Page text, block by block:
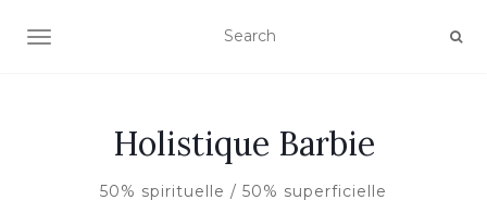
AFFICHER/MASQUER LA NAVIGATION
Holistique Barbie
50% spirituelle / 50% superficielle